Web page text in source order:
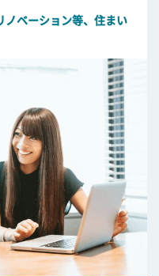
ノベーション等、住まい